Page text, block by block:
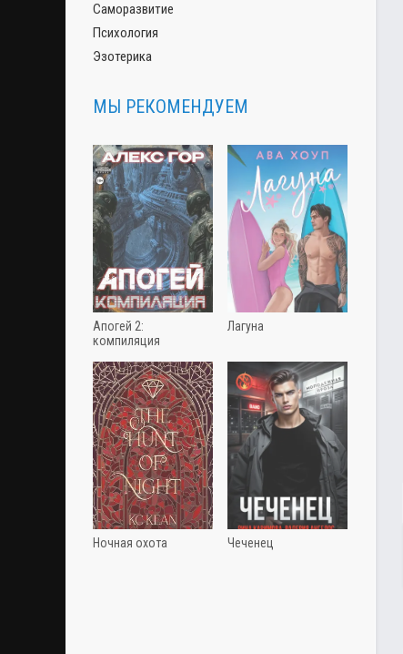
Саморазвитие
Психология
Эзотерика
МЫ РЕКОМЕНДУЕМ
Апогей 2:
компиляция
Лагуна
Ночная охота Чеченец